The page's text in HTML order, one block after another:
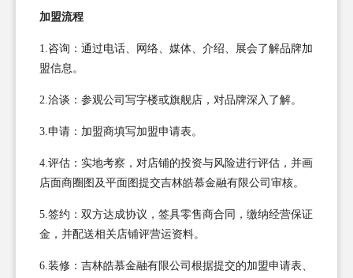
加盟流程
1.咨询：通过电话、网络、媒体、介绍、展会了解品牌加
盟信息。
2.洽谈：参观公司写字楼或旗舰店，对品牌深入了解。
3.申请：加盟商填写加盟申请表。
4.评估：实地考察，对店铺的投资与风险进行评估，并画
店面商圈图及平面图提交吉林皓慕金融有限公司审核。
5.签约：双方达成协议，签具零售商合同，缴纳经营保证
金，并配送相关店铺评营运资料。
6.装修：吉林皓慕金融有限公司根据提交的加盟申请表、